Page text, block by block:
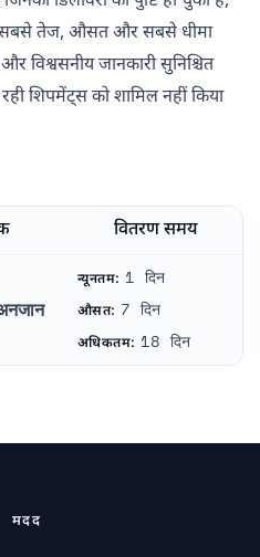
सबसे तेज, औसत और सबसे धीमा
विश्वसनीय जानकारी सुनिश्चित
शिपमेंट्स को शामिल नहीं किया
वितरण समय
न्यूनतम: 1 दिन
औसत: 7 दिन
अधिकतम: 18 दिन
मदद